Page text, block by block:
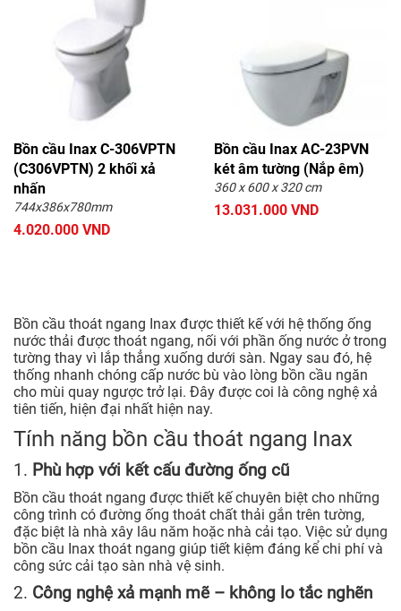
Bồn cầu Inax C-306VPTN
(C306VPTN) 2 khối xả
nhấn
744x386x780mm
4.020.000 VND
Bồn cầu Inax AC-23PVN
két âm tường (Nắp êm)
360 x 600 x 320 cm
13.031.000 VND
Bồn cầu thoát ngang Inax được thiết kế với hệ thống ống
nước thải được thoát ngang, nối với phần ống nước ở trong
tường thay vì lắp thẳng xuống dưới sàn. Ngay sau đó, hệ
thống nhanh chóng cấp nước bù vào lòng bồn cầu ngăn
cho mùi quay ngược trở lại. Đây được coi là công nghệ xả
tiên tiến, hiện đại nhất hiện nay.
Tính năng bồn cầu thoát ngang Inax
1. Phù hợp với kết cấu đường ống cũ
Bồn cầu thoát ngang được thiết kế chuyên biệt cho những
công trình có đường ống thoát chất thải gắn trên tường,
đặc biệt là nhà xây lâu năm hoặc nhà cải tạo. Việc sử dụng
bồn cầu Inax thoát ngang giúp tiết kiệm đáng kể chi phí và
công sức cải tạo sàn nhà vệ sinh.
2. Công nghệ xả mạnh mẽ – không lo tắc nghẽn